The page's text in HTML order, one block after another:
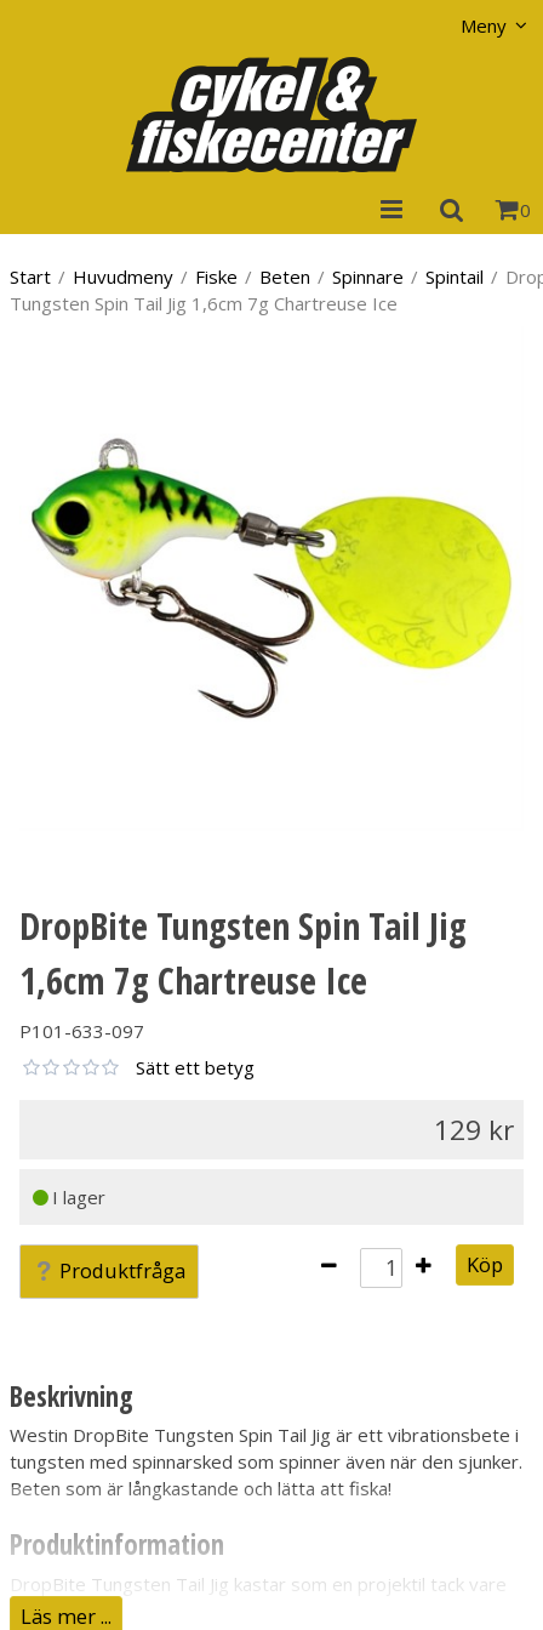
Meny
0
Start / Huvudmeny / Fiske / Beten / Spinnare / Spintail /
Tungsten Spin Tail Jig 1,6cm 7g Chartreuse Ice
DropBite Tungsten Spin Tail Jig
1,6cm 7g Chartreuse Ice
P101-633-097
Sätt ett betyg
129
I lager
Produktfråga Köp
Beskrivning
Westin DropBite Tungsten Spin Tail Jig är ett vibrationsbete i
tungsten med spinnarsked som spinner även när den sjunker.
Beten som är långkastande och lätta att fiska!
Produktinformation
DropBite Tungsten Tail Jig kastar som en projektil tack vare
den kompakta kroppen av tungsten. Låt den sjunka till önskat
Läs mer ...